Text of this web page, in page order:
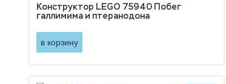
Конструктор LEGO 75940 Побег
галлимима и птеранодона
в корзину